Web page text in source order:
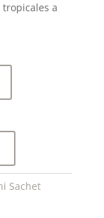
a
Sachet